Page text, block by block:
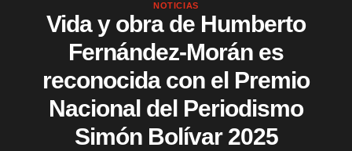
NOTICIAS
Vida y obra de Humberto
Fernández-Morán es
reconocida con el Premio
Nacional del Periodismo
Simón Bolívar 2025